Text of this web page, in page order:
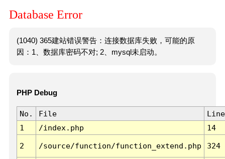
Database Error
(1040) 365建站错误警告：连接数据库失败，可能的原
因：1、数据库密码不对; 2、mysql未启动。
PHP Debug
No. File
Line
1
/index.php 14
2 /source/function/function_extend.php 324